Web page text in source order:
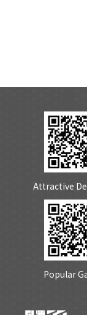
Attractive
Popular